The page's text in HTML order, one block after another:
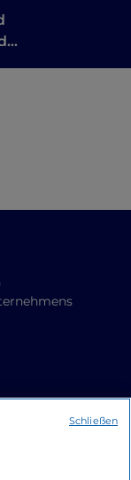
Schließen